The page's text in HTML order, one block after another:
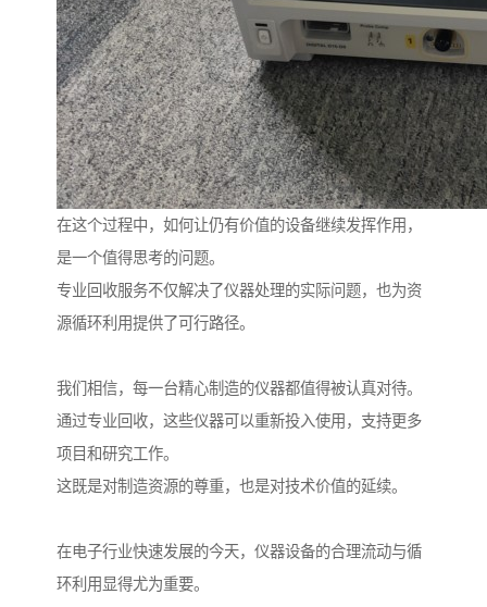
在这个过程中，如何让仍有价值的设备继续发挥作用，
是一个值得思考的问题。
专业回收服务不仅解决了仪器处理的实际问题，也为资
源循环利用提供了可行路径。
我们相信，每一台精心制造的仪器都值得被认真对待。
通过专业回收，这些仪器可以重新投入使用，支持更多
项目和研究工作。
这既是对制造资源的尊重，也是对技术价值的延续。
在电子行业快速发展的今天，仪器设备的合理流动与循
环利用显得尤为重要。